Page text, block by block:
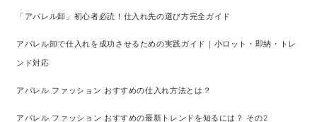
「アパレル卸」初心者必読！仕入れ先の選び方完全ガイド
アパレル卸で仕入れを成功させるための実践ガイド｜小ロット・即納・トレ
ンド対応
アパレル ファッション おすすめの仕入れ方法とは？
アパレル ファッション おすすめの最新トレンドを知るには？ その2